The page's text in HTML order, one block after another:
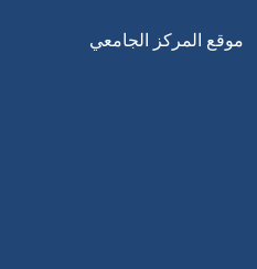
موقع المركز الجامعي